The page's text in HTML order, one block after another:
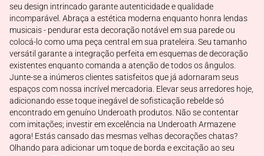
seu design intrincado garante autenticidade e qualidade
incomparável. Abraça a estética moderna enquanto honra lendas
musicais - pendurar esta decoração notável em sua parede ou
colocá-lo como uma peça central em sua prateleira. Seu tamanho
versátil garante a integração perfeita em esquemas de decoração
existentes enquanto comanda a atenção de todos os ângulos.
Junte-se a inúmeros clientes satisfeitos que já adornaram seus
espaços com nossa incrível mercadoria. Elevar seus arredores hoje,
adicionando esse toque inegável de sofisticação rebelde só
encontrado em genuíno Underoath produtos. Não se contentar
com imitações; investir em excelência na Underoath Armazene
agora! Estás cansado das mesmas velhas decorações chatas?
Olhando para adicionar um toque de borda e excitação ao seu